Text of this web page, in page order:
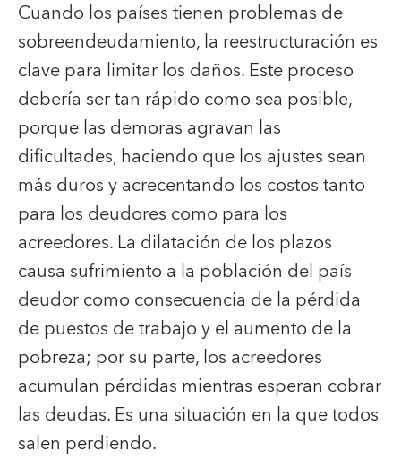
Cuando los países tienen problemas de
sobreendeudamiento, la reestructuración es
clave para limitar los daños. Este proceso
debería ser tan rápido como sea posible,
porque las demoras agravan las
dificultades, haciendo que los ajustes sean
más duros y acrecentando los costos tanto
para los deudores como para los
acreedores. La dilatación de los plazos
causa sufrimiento a la población del país
deudor como consecuencia de la pérdida
de puestos de trabajo y el aumento de la
pobreza; por su parte, los acreedores
acumulan pérdidas mientras esperan cobrar
las deudas. Es una situación en la que todos
salen perdiendo.